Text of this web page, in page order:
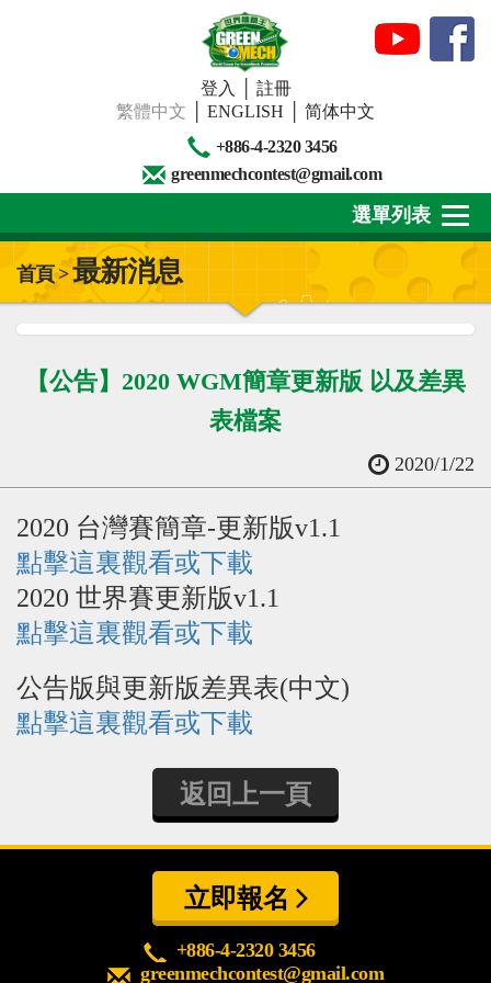
登入
註冊
繁體中文
ENGLISH
简体中文
+886-4-2320 3456
greenmechcontest@gmail.com
關於我們
最新消息
下載專區
賽事活動
心得分享
Q&A專區
友情連結
CQ認證
認證題庫
教師認證
認證查詢
認證研習
參賽證明
選單列表
首頁 >最新消息
【公告】2020 WGM簡章更新版 以及差異
表檔案
2020/1/22
2020 台灣賽簡章-更新版v1.1
點擊這裏觀看或下載
2020​ 世界賽更新版v1.1
點擊這裏觀看或下載
公告版與更新版差異表(中文)
點擊這裏觀看或下載
返回上一頁
立即報名
+886-4-2320 3456
greenmechcontest@gmail.com